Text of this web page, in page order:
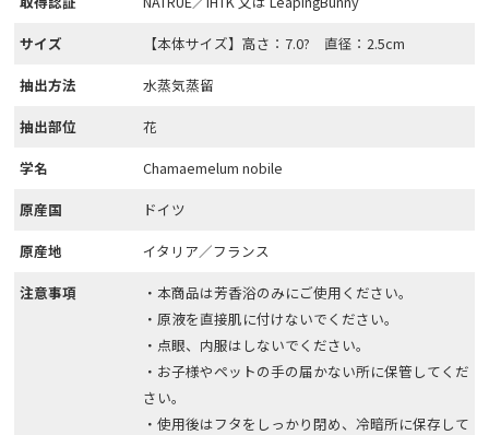
サイズ
【本体サイズ】高さ：7.0? 直径：2.5cm
抽出方法
水蒸気蒸留
抽出部位
花
学名
Chamaemelum nobile
原産国
ドイツ
原産地
イタリア／フランス
注意事項
・本商品は芳香浴のみにご使用ください。
・原液を直接肌に付けないでください。
・点眼、内服はしないでください。
・お子様やペットの手の届かない所に保管してくだ
さい。
・使用後はフタをしっかり閉め、冷暗所に保存して